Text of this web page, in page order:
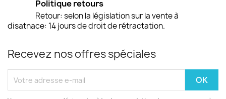
Politique retours
Retour: selon la législation sur la vente à
disatnace: 14 jours de droit de rétractation.
Recevez nos offres spéciales